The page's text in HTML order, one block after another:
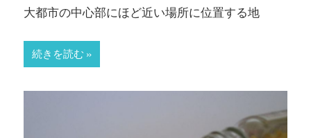
ラ
フ
ス
タ
大都市の中心部にほど近い場所に位置する地
続きを読む